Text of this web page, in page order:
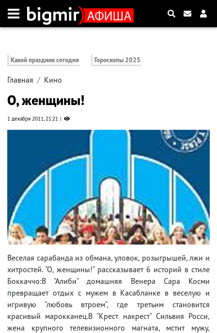
Какой праздник сегодня Гороскопы 2025
Главная Кино
О, женщины!
1 декабря 2011, 21:21
Веселая сарабанда из обмана, уловок, розыгрышей, лжи и
хитростей. "О, женщины!" рассказывает 6 историй в стиле
Боккаччо:В "Алиби" домашняя Венера Сара Косми
превращает отдых с мужем в Касабланке в веселую и
игривую "любовь втроем", где третьим становится
красивый марокканец.В "Крест накрест" Сильвия Росси,
жена крупного телевизионного магната, мстит мужу,